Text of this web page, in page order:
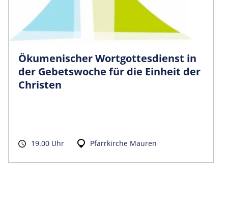
Ökumenischer Wortgottesdienst in
der Gebetswoche für die Einheit der
Christen
19.00 Uhr Pfarrkirche Mauren